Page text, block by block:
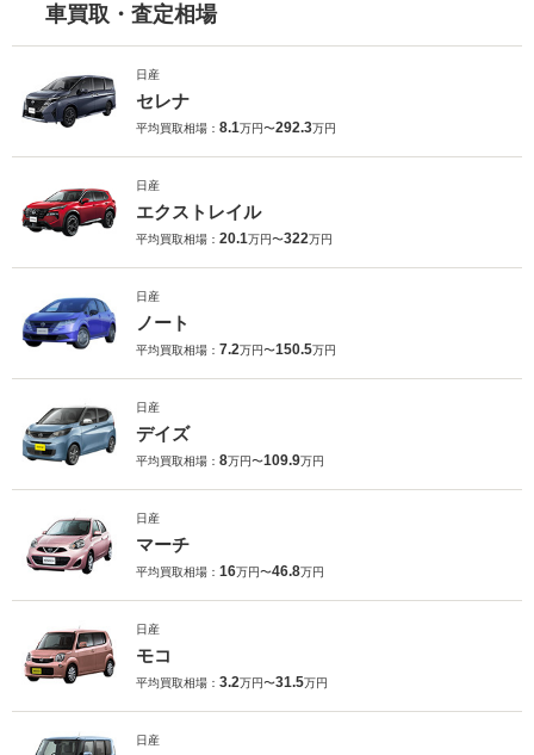
車買取・査定相場
日産
セレナ
平均買取相場： 8.1万円〜292.3万円
日産
エクストレイル
平均買取相場： 20.1万円〜322万円
日産
ノート
平均買取相場： 7.2万円〜150.5万円
日産
デイズ
平均買取相場： 8万円〜109.9万円
日産
マーチ
平均買取相場： 16万円〜46.8万円
日産
モコ
平均買取相場： 3.2万円〜31.5万円
日産